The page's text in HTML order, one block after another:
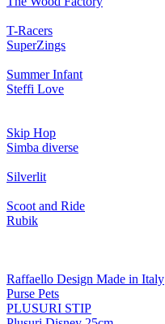
T-Racers
SuperZings
Summer Infant
Steffi Love
Skip Hop
Simba diverse
Silverlit
Scoot and Ride
Rubik
Raffaello Design Made in Italy
Purse Pets
PLUSURI STIP